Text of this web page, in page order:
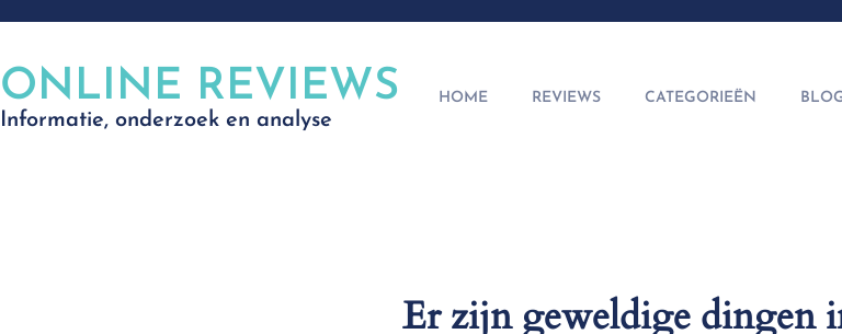
ONLINE REVIEWS
Informatie, onderzoek en analyse
HOME REVIEWS CATEGORIEËN
Er zijn geweldige dingen